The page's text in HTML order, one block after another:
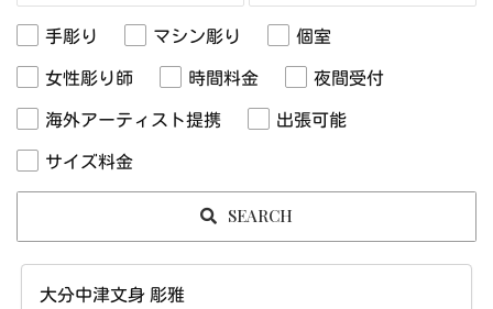
手彫り マシン彫り
個室
女性彫り師
時間料金
夜間受付
海外アーティスト提携
出張可能
サイズ料金
SEARCH
大分中津文身 彫雅